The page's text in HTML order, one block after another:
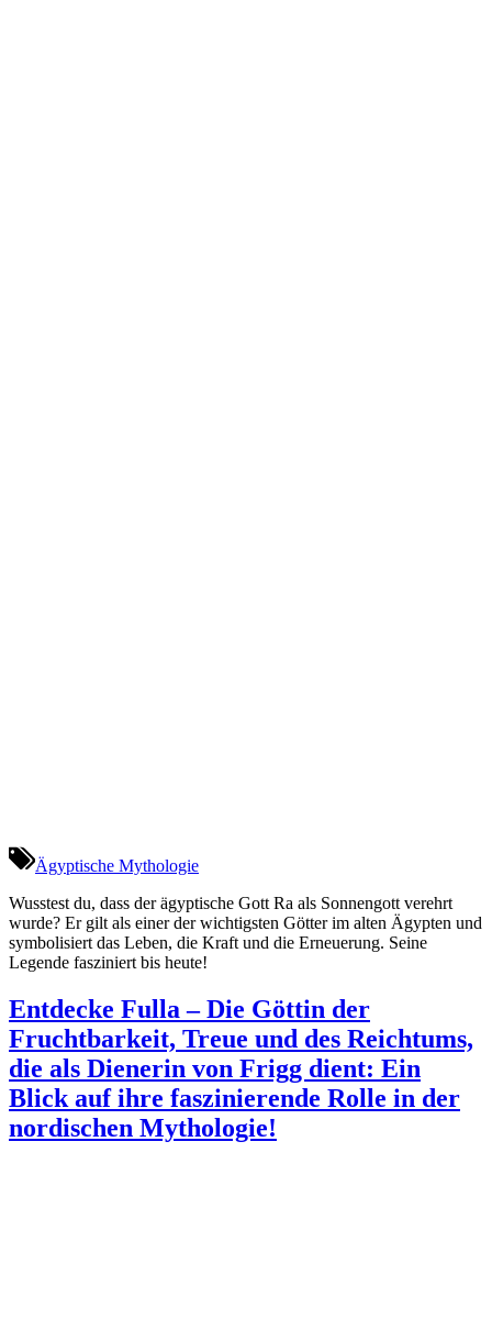
Ägyptische Mythologie
Wusstest du, dass der ägyptische Gott Ra als Sonnengott verehrt
wurde? Er gilt als einer der wichtigsten Götter im alten Ägypten und
symbolisiert das Leben, die Kraft und die Erneuerung. Seine
Legende fasziniert bis heute!
Entdecke Fulla – Die Göttin der
Fruchtbarkeit, Treue und des Reichtums,
die als Dienerin von Frigg dient: Ein
Blick auf ihre faszinierende Rolle in der
nordischen Mythologie!